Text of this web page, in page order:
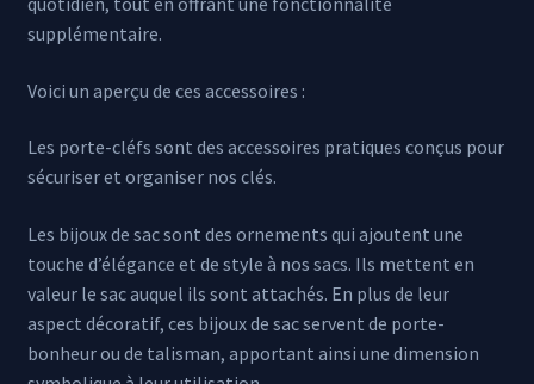
supplémentaire.
Voici un aperçu de ces accessoires :
Les porte-cléfs sont des accessoires pratiques conçus pour
sécuriser et organiser nos clés.
Les bijoux de sac sont des ornements qui ajoutent une
touche d’élégance et de style à nos sacs. Ils mettent en
valeur le sac auquel ils sont attachés. En plus de leur
aspect décoratif, ces bijoux de sac servent de porte-
bonheur ou de talisman, apportant ainsi une dimension